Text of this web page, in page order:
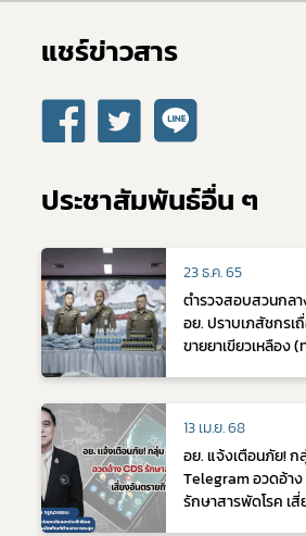
แชร์ข่าวสาร​
ประชาสัมพันธ์อื่น ๆ
23 ธ.ค. 65
ตำรวจสอบสวนกล
อย. ปราบเภสัชกรเ
ขายยาเขียวเหลือง (
13 เม.ย. 68
อย. แจ้งเตือนภัย! ก
Telegram อวดอ้าง
รักษาสารพัดโรค เสี่